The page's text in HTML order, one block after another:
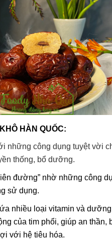
HÀN QUỐC:
những công dụng tuyệt vời
thống, bổ dưỡng.
đường” nhờ những công
sử dụng.
nhiều loại vitamin và
của tim phổi, giúp an
với hệ tiêu hóa.